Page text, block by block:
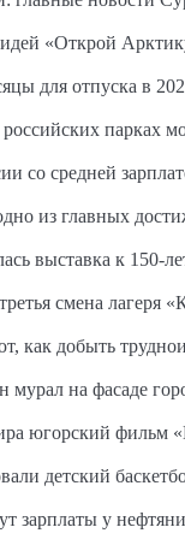
«Открой
для отпуска в
парках
со средней
из главных
выставка к 150-
смена лагеря
как добыть
на фасаде
югорский фильм
детский
зарплаты у